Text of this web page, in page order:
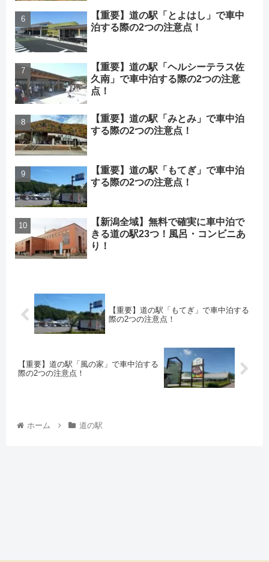
【重要】道の駅「とよはし」で車中
泊する際の2つの注意点！
【重要】道の駅「ヘルシーテラス佐
久南」で車中泊する際の2つの注意
点！
【重要】道の駅「みとみ」で車中泊
する際の2つの注意点！
【重要】道の駅「もてぎ」で車中泊
する際の2つの注意点！
【新潟全域】無料で確実に車中泊で
きる道の駅23つ！風呂・コンビニあ
り！
【重要】道の駅「もてぎ」で車中泊する
際の2つの注意点！
【重要】道の駅「風の家」で車中泊する
際の2つの注意点！
ホーム 道の駅